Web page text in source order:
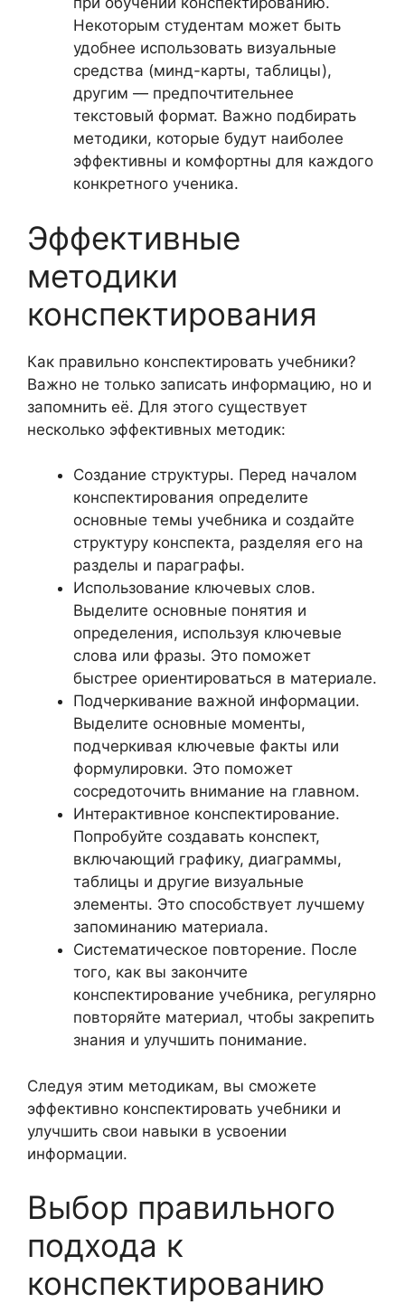
Некоторым студентам может быть
удобнее использовать визуальные
средства (минд-карты, таблицы),
другим — предпочтительнее
текстовый формат. Важно подбирать
методики, которые будут наиболее
эффективны и комфортны для каждого
конкретного ученика.
Эффективные
методики
конспектирования
Как правильно конспектировать учебники?
Важно не только записать информацию, но и
запомнить её. Для этого существует
несколько эффективных методик:
Создание структуры. Перед началом
конспектирования определите
основные темы учебника и создайте
структуру конспекта, разделяя его на
разделы и параграфы.
Использование ключевых слов.
Выделите основные понятия и
определения, используя ключевые
слова или фразы. Это поможет
быстрее ориентироваться в материале.
Подчеркивание важной информации.
Выделите основные моменты,
подчеркивая ключевые факты или
формулировки. Это поможет
сосредоточить внимание на главном.
Интерактивное конспектирование.
Попробуйте создавать конспект,
включающий графику, диаграммы,
таблицы и другие визуальные
элементы. Это способствует лучшему
запоминанию материала.
Систематическое повторение. После
того, как вы закончите
конспектирование учебника, регулярно
повторяйте материал, чтобы закрепить
знания и улучшить понимание.
Следуя этим методикам, вы сможете
эффективно конспектировать учебники и
улучшить свои навыки в усвоении
информации.
Выбор правильного
подхода к
конспектированию